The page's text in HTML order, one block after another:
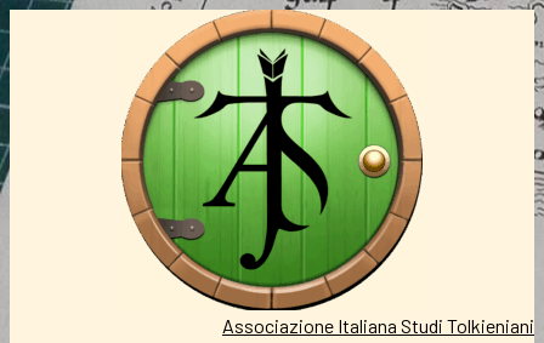
al
Associazione Italiana Studi Tolkieniani